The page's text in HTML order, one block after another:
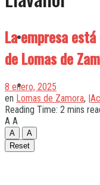
Quilmes
Varela
La empresa
de Lomas de
8 enero, 2025
en Lomas de Zamora,
Reading Time: 2 mins
A A
A
A
Reset